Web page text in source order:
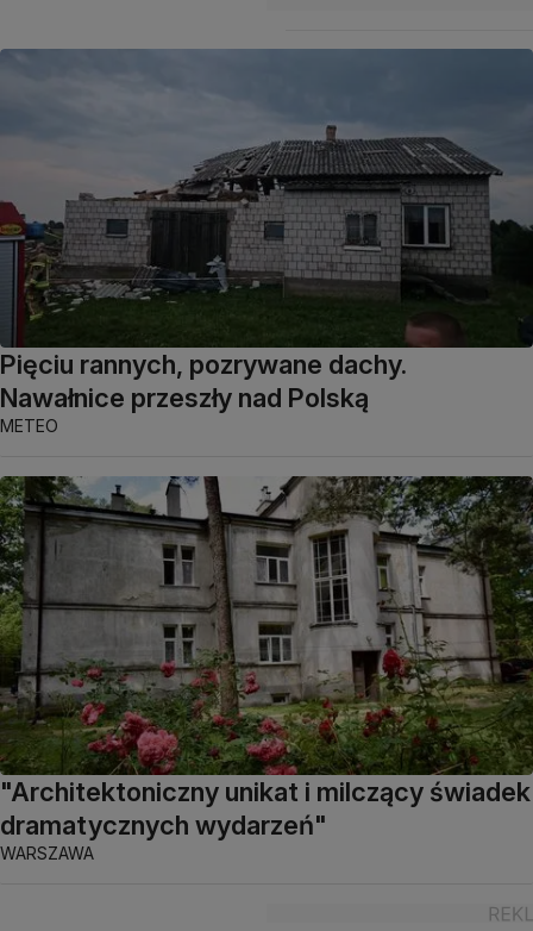
Pięciu rannych, pozrywane dachy.
Nawałnice przeszły nad Polską
METEO
"Architektoniczny unikat i milczący świadek
dramatycznych wydarzeń"
WARSZAWA